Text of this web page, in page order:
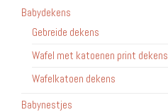
Babydekens
Gebreide dekens
Wafel met katoenen print dekens
Wafelkatoen dekens
Babynestjes